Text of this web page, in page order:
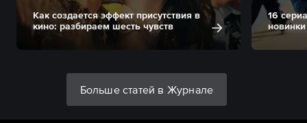
Как создается эффект присутствия в
кино: разбираем шесть чувств
16
Больше статей в Журнале